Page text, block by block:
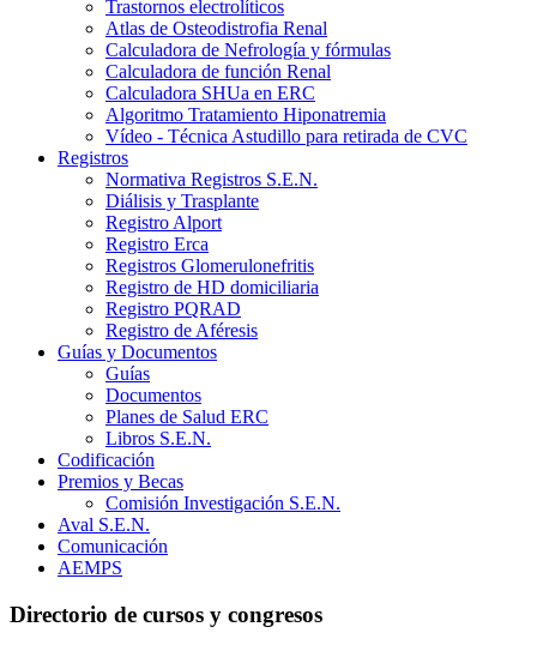
Trastornos electrolíticos
Atlas de Osteodistrofia Renal
Calculadora de Nefrología y fórmulas
Calculadora de función Renal
Calculadora SHUa en ERC
Algoritmo Tratamiento Hiponatremia
Vídeo - Técnica Astudillo para retirada de CVC
Registros
Normativa Registros S.E.N.
Diálisis y Trasplante
Registro Alport
Registro Erca
Registros Glomerulonefritis
Registro de HD domiciliaria
Registro PQRAD
Registro de Aféresis
Guías y Documentos
Guías
Documentos
Planes de Salud ERC
Libros S.E.N.
Codificación
Premios y Becas
Comisión Investigación S.E.N.
Aval S.E.N.
Comunicación
AEMPS
Directorio de cursos y congresos